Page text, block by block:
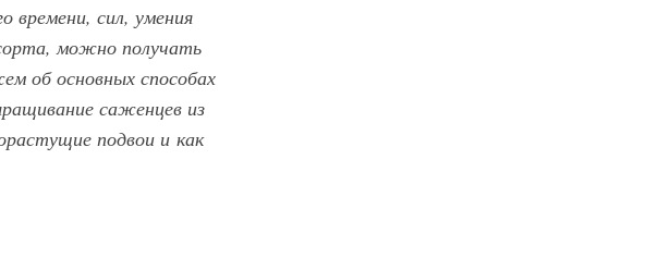
сил, умения
можно получать
об основных способах
саженцев из
подвои и как